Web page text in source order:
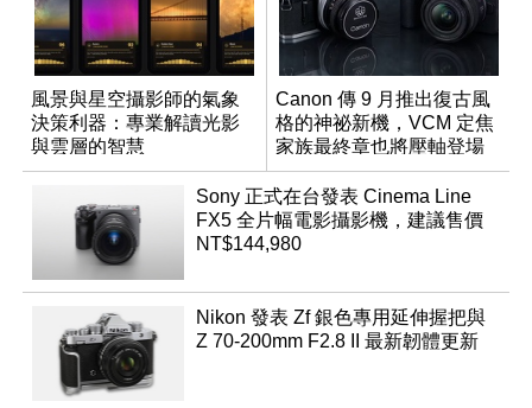
風景與星空攝影師的氣象
決策利器：專業解讀光影
與雲層的智慧
App「Atmos」登場
Canon 傳 9 月推出復古風
格的神祕新機，VCM 定焦
家族最終章也將壓軸登場
Sony 正式在台發表 Cinema Line
FX5 全片幅電影攝影機，建議售價
NT$144,980
Nikon 發表 Zf 銀色專用延伸握把與
Z 70-200mm F2.8 II 最新韌體更新